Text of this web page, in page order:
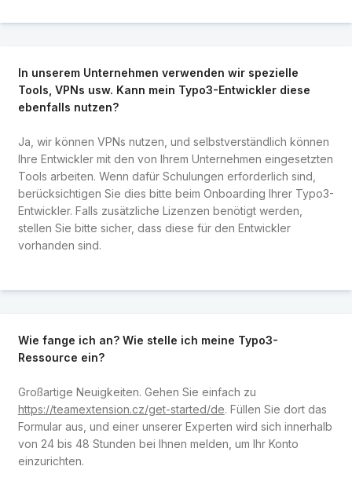
In unserem Unternehmen verwenden wir spezielle
Tools, VPNs usw. Kann mein Typo3-Entwickler diese
ebenfalls nutzen?
Ja, wir können VPNs nutzen, und selbstverständlich können
Ihre Entwickler mit den von Ihrem Unternehmen eingesetzten
Tools arbeiten. Wenn dafür Schulungen erforderlich sind,
berücksichtigen Sie dies bitte beim Onboarding Ihrer Typo3-
Entwickler. Falls zusätzliche Lizenzen benötigt werden,
stellen Sie bitte sicher, dass diese für den Entwickler
vorhanden sind.
Wie fange ich an? Wie stelle ich meine Typo3-
Ressource ein?
Großartige Neuigkeiten. Gehen Sie einfach zu
https://teamextension.cz/get-started/de. Füllen Sie dort das
Formular aus, und einer unserer Experten wird sich innerhalb
von 24 bis 48 Stunden bei Ihnen melden, um Ihr Konto
einzurichten.